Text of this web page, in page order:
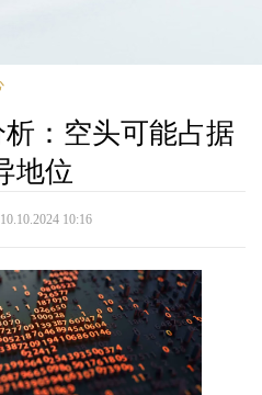
：空头可能占据
地位
10.10.2024 10:16